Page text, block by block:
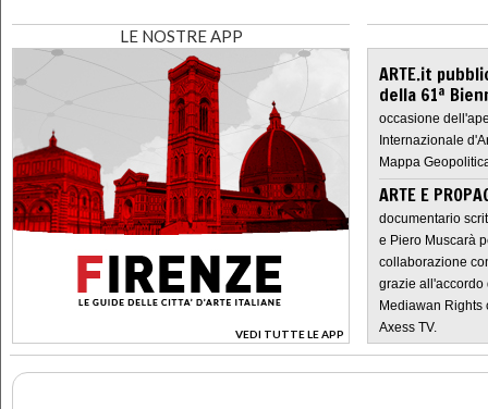
LE NOSTRE APP
VEDI TUTTE LE APP
>
ARTE.it
della 61ª
occasione
Internazionale
Mappa
ARTE E
documentario
e Piero Muscarà
collaborazione
grazie all'accordo
Mediawan Rights
Axess TV.